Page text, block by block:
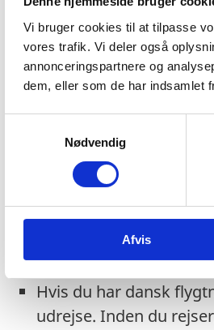
Vi bruger cookies til at tilpasse
vores trafik. Vi deler også
annonceringspartnere og
dem, eller som de har indsamlet
v
Nødvendig
Afvis
Pas
Danske nødpas
EU-nødpas: Ingen
Tjek på forhånd om et
EU-nødpas. Kontakt
Visse viseringer og
Hvis du har dansk
udrejse. Inden du